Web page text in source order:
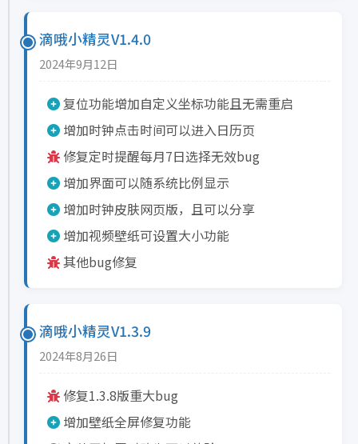
滴哦小精灵V1.4.0
2024年9月12日
复位功能增加自定义坐标功能且无需重启
增加时钟点击时间可以进入日历页
修复定时提醒每月7日选择无效bug
增加界面可以随系统比例显示
增加时钟皮肤网页版，且可以分享
增加视频壁纸可设置大小功能
其他bug修复
滴哦小精灵V1.3.9
2024年8月26日
修复1.3.8版重大bug
增加壁纸全屏修复功能